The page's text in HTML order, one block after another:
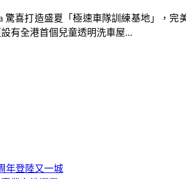
驚喜打造盛夏「極速車隊訓練基地」，
有全港首個兒童透明洗車屋...